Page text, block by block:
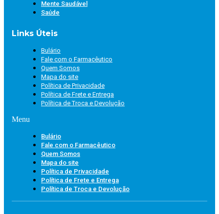
Mente Saudável
Saúde
Links Úteis
Bulário
Fale com o Farmacêutico
Quem Somos
Mapa do site
Política de Privacidade
Política de Frete e Entrega
Política de Troca e Devolução
Menu
Bulário
Fale com o Farmacêutico
Quem Somos
Mapa do site
Política de Privacidade
Política de Frete e Entrega
Política de Troca e Devolução